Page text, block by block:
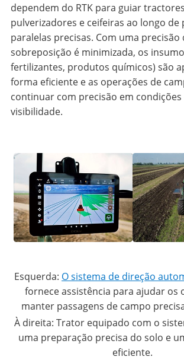
dependem do RTK para guiar
pulverizadores e ceifeiras ao longo de
paralelas precisas. Com uma
sobreposição é minimizada, os
fertilizantes, produtos químicos) são
forma eficiente e as operações de
continuar com precisão em condições
visibilidade.
Esquerda: O sistema de direção
fornece assistência para ajudar os
manter passagens de campo
À direita: Trator equipado com o
uma preparação precisa do solo e
eficiente.